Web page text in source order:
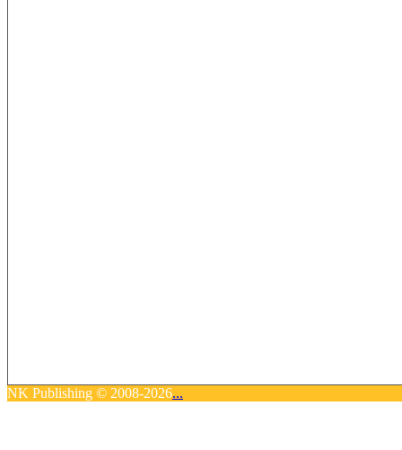
NK Publishing © 2008-2026...